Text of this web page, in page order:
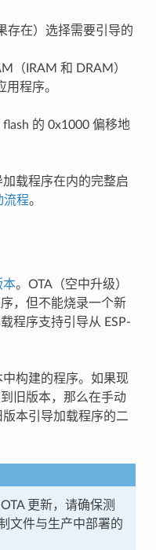
存在）选择需要引导的
（IRAM 和 DRAM）
程序。
flash 的 0x1000 偏移地
载程序在内的完整启
流程。
本。OTA（空中升级）
，但不能烧录一个新
程序支持引导从 ESP-
构建的程序。如果现
旧版本，那么在手动
版本引导加载程序的二
更新，请确保测
文件与生产中部署的